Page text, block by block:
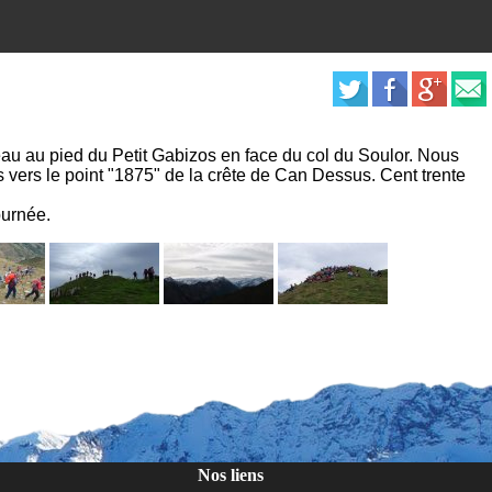
au pied du Petit Gabizos en face du col du Soulor. Nous
le point "1875" de la crête de Can Dessus. Cent trente
Nos liens